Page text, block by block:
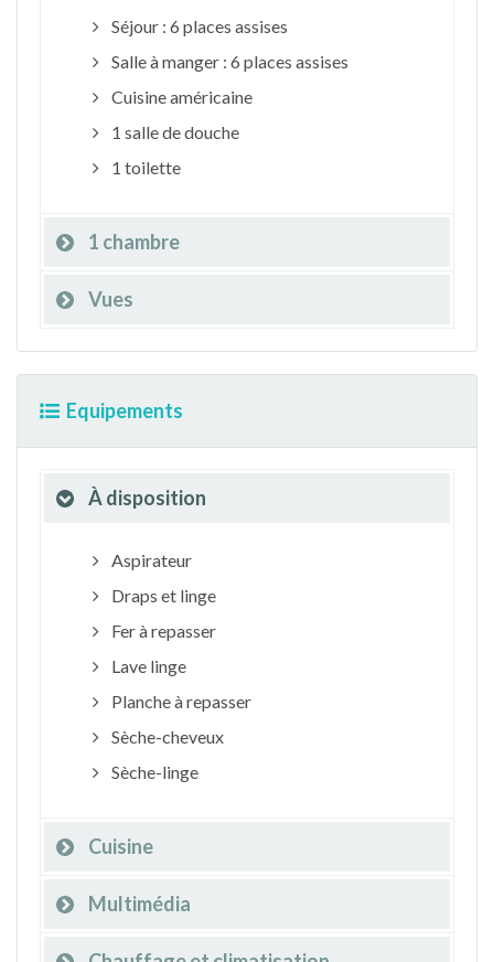
Séjour : 6 places assises
Salle à manger : 6 places assises
Cuisine américaine
1 salle de douche
1 toilette
1 chambre
Vues
Equipements
À disposition
Aspirateur
Draps et linge
Fer à repasser
Lave linge
Planche à repasser
Sèche-cheveux
Sèche-linge
Cuisine
Multimédia